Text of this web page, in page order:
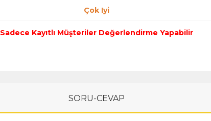
Çok Iyi
Sadece Kayıtlı Müşteriler Değerlendirme Yapabilir
SORU-CEVAP